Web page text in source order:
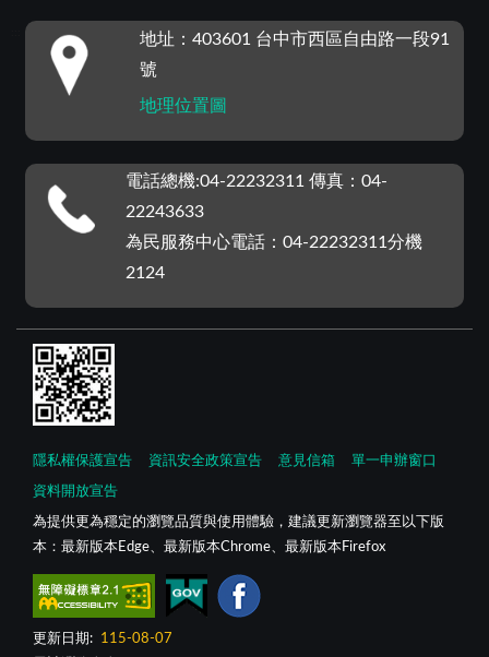
地址：403601 台中市西區自由路一段91
號
地理位置圖
電話總機:04-22232311 傳真：04-
22243633
為民服務中心電話：04-22232311分機
2124
隱私權保護宣告 資訊安全政策宣告 意見信箱 單一申辦窗口
資料開放宣告
為提供更為穩定的瀏覽品質與使用體驗，建議更新瀏覽器至以下版
本：最新版本Edge、最新版本Chrome、最新版本Firefox
更新日期: 115-08-07